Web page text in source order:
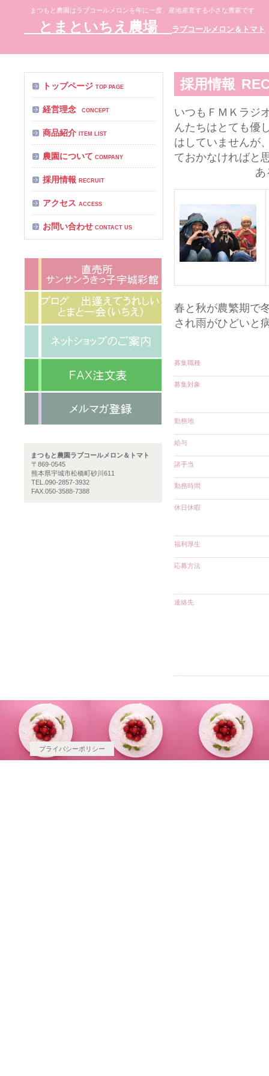
まつもと農園はラブコールメロンを年に一度、産地産直する小さな農家です
とまといちえ農場 ラブコールメロン＆トマト
採用情報
いつもＦＭＫラジ
んたちはとても優
はしていませんが
ておかなければと
あ
春と秋が農繁期で
され雨がひどいと
募集職種
募集対象
勤務地
給与
諸手当
勤務時間
休日休暇
福利厚生
応募方法
連絡先
トップページ TOP PAGE
経営理念 CONCEPT
商品紹介 ITEM LIST
農園について COMPANY
採用情報 RECRUIT
アクセス ACCESS
お問い合わせ CONTACT US
まつもと農園ラブコールメロン＆トマト
〒869-0545
熊本県宇城市松橋町砂川611
TEL.090-2857-3932
FAX.050-3588-7388
プライバシーポリシー